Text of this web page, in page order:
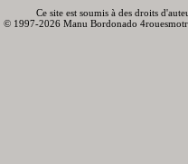
Ce site est soumis à des droits
© 1997-2026 Manu Bordonado